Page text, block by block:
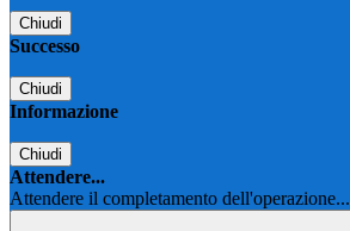
Chiudi
Successo
Chiudi
Informazione
Chiudi
Attendere...
Attendere il completamento dell'operazione...